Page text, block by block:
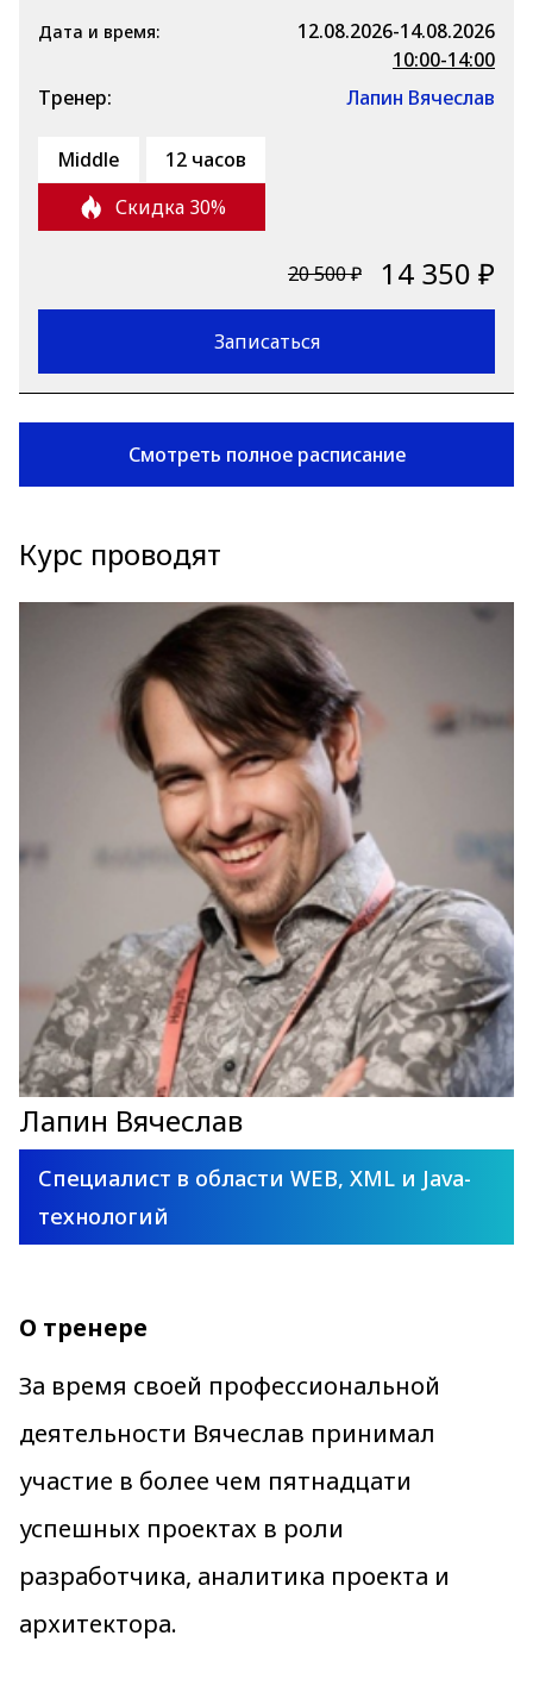
Дата и время:
12.08.2026-14.08.2026
10:00-14:00
Тренер:
Лапин Вячеслав
Middle
12 часов
Скидка 30%
20 500 ₽ 14 350 ₽
Записаться
Смотреть полное расписание
Курс проводят
Лапин Вячеслав
Специалист в области WEB, XML и Java-
технологий
О тренере
За время своей профессиональной
деятельности Вячеслав принимал
участие в более чем пятнадцати
успешных проектах в роли
разработчика, аналитика проекта и
архитектора.